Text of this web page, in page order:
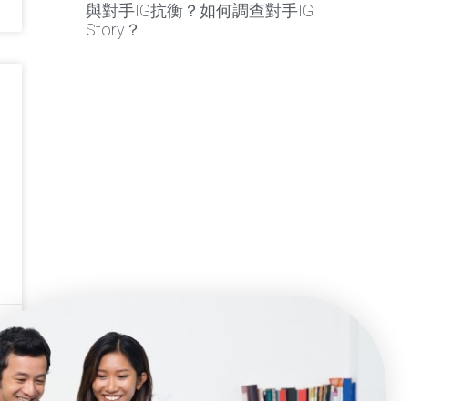
與對手IG抗衡？如何調查對手IG
Story？